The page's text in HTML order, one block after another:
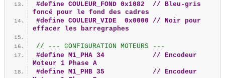
#define COULEUR_FOND 0x1082  // Bleu-gris
foncé pour le fond des cadres
#define COULEUR_VIDE  0x0000 // Noir pour
effacer les barregraphes
// --- CONFIGURATION MOTEURS ---
#define M1_PHA 34            // Encodeur
Moteur 1 Phase A
#define M1_PHB 35            // Encodeur